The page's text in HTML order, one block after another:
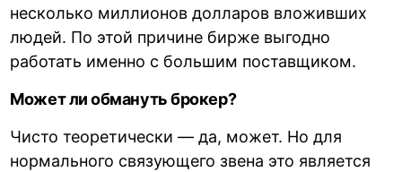
несколько миллионов долларов вложивших
людей. По этой причине бирже выгодно
работать именно с большим поставщиком.
Может ли обмануть брокер?
Чисто теоретически — да, может. Но для
нормального связующего звена это является